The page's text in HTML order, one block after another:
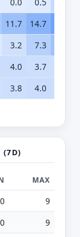
11.7 14.7
3.2 7.3
4.0 3.7
3.8 4.0
(7D)
MAX
0
9
0
9